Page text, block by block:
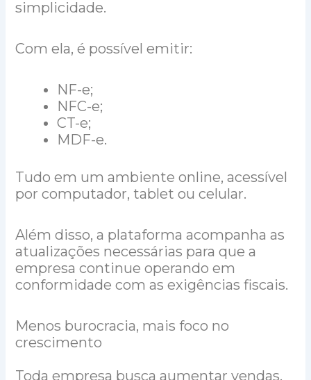
simplicidade.
Com ela, é possível emitir:
NF-e;
NFC-e;
CT-e;
MDF-e.
Tudo em um ambiente online, acessível
por computador, tablet ou celular.
Além disso, a plataforma acompanha as
atualizações necessárias para que a
empresa continue operando em
conformidade com as exigências fiscais.
Menos burocracia, mais foco no
crescimento
Toda empresa busca aumentar vendas,